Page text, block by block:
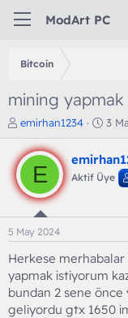
ModArt PC
Bitcoin
mining
K
o
n
b
u
y
a
a
t
a
emirhan1234
B
a
l
a
ç
r
i
h
3
E Aktif Üye
5 May 2024
Herkese merhabalar
yapmak istiyorum
bundan 2 sene
geliyordu gtx 1650